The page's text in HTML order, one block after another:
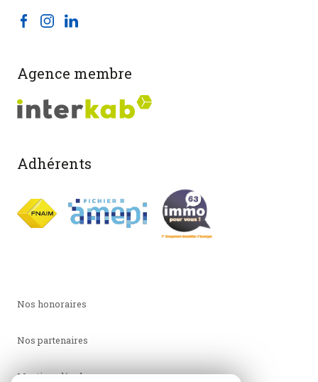
Agence membre
Adhérents
Nos honoraires
Nos partenaires
Mentions légales